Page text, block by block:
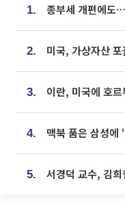
1.
2.
3.
4.
5.